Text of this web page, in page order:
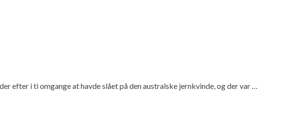
efter i ti omgange at havde slået på den australske jernkvinde, og der var …